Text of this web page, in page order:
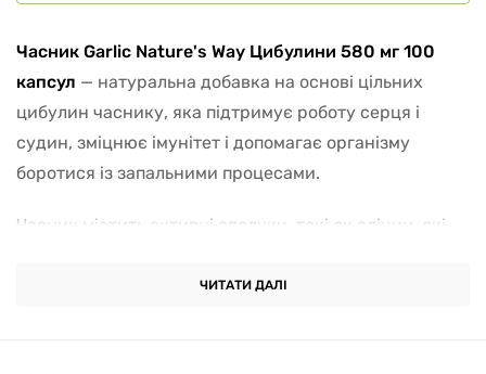
Часник Garlic Nature's Way Цибулини 580 мг 100
капсул — натуральна добавка на основі цільних
цибулин часнику, яка підтримує роботу серця і
судин, зміцнює імунітет і допомагає організму
боротися із запальними процесами.
Часник містить активні сполуки, такі як аліцин, які
і загальний тонус організму. Він допомагає
ЧИТАТИ ДАЛІ